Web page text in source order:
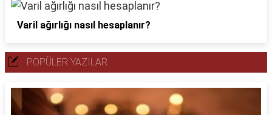
Varil ağırlığı nasıl hesaplanır?
POPÜLER YAZILAR